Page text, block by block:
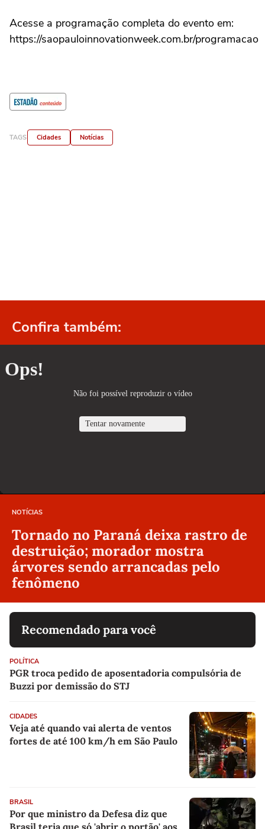
Acesse a programação completa do evento em:
https://saopauloinnovationweek.com.br/programacao
TAGS Cidades Notícias
Confira também:
NOTÍCIAS
Tornado no Paraná deixa rastro de
destruição; morador mostra
árvores sendo arrancadas pelo
fenômeno
Recomendado para você
POLÍTICA
PGR troca pedido de aposentadoria compulsória de
Buzzi por demissão do STJ
CIDADES
Veja até quando vai alerta de ventos
fortes de até 100 km/h em São Paulo
BRASIL
Por que ministro da Defesa diz que
Brasil teria que só 'abrir o portão' aos